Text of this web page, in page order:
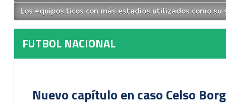
Los equipos ticos con más estadios utilizados como
FUTBOL NACIONAL
Nuevo capítulo en caso Celso